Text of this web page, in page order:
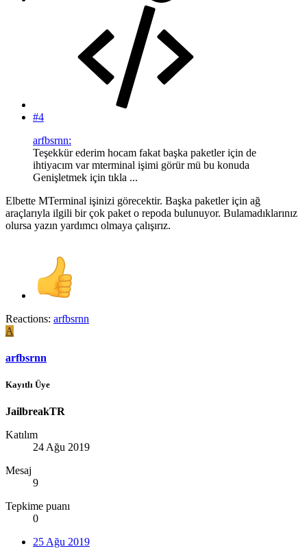
#4
arfbsrnn:
Teşekkür ederim hocam fakat başka paketler için de
ihtiyacım var mterminal işimi görür mü bu konuda
Genişletmek için tıkla ...
Elbette MTerminal işinizi görecektir. Başka paketler için ağ
araçlarıyla ilgili bir çok paket o repoda bulunuyor. Bulamadıklarınız
olursa yazın yardımcı olmaya çalışırız.
Reactions: arfbsrnn
A
arfbsrnn
Kayıtlı Üye
JailbreakTR
Katılım
24 Ağu 2019
Mesaj
9
Tepkime puanı
0
25 Ağu 2019